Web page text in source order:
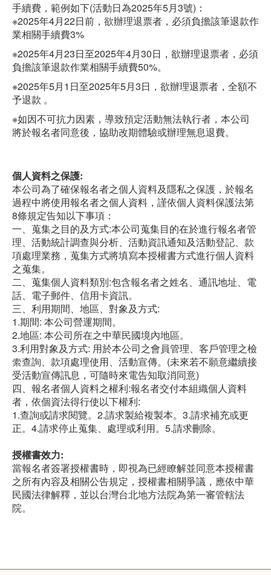
手續費，範例如下(活動日為2025年5月3號)：
※2025年4月22日前，欲辦理退票者，必須負擔該筆退款作
業相關手續費3%
※2025年4月23日至2025年4月30日，欲辦理退票者，必須
負擔該筆退款作業相關手續費50%。
※2025年5月1日至2025年5月3日，欲辦理退票者，全額不
予退款 。
※如因不可抗力因素，導致預定活動無法執行者，本公司
將於報名者同意後，協助改期體驗或辦理無息退費。
個人資料之保護:
本公司為了確保報名者之個人資料及隱私之保護，於報名
過程中將使用報名者之個人資料，謹依個人資料保護法第
8條規定告知以下事項：
一、蒐集之目的及方式:本公司蒐集目的在於進行報名者管
理、活動統計調查與分析、活動資訊通知及活動登記、款
項處理業務，蒐集方式將填寫本授權書方式進行個人資料
之蒐集。
二、蒐集個人資料類別:包含報名者之姓名、通訊地址、電
話、電子郵件、信用卡資訊。
三、利用期間、地區、對象及方式:
1.期間: 本公司營運期間。
2.地區: 本公司所在之中華民國境內地區。
3.利用對象及方式: 用於本公司之會員管理、客戶管理之檢
索查詢、款項處理使用、活動宣傳。(未來若不願意繼續接
受活動宣傳訊息，可隨時來電告知取消同意)
四、報名者個人資料之權利:報名者交付本組織個人資料
者，依個資法得行使以下權利:
1.查詢或請求閱覽。2.請求製給複製本。3.請求補充或更
正。4.請求停止蒐集、處理或利用。5.請求刪除。
授權書效力:
當報名者簽署授權書時，即視為已經瞭解並同意本授權書
之所有內容及相關公告規定，授權書相關爭議，應依中華
民國法律解釋，並以台灣台北地方法院為第一審管轄法
院。